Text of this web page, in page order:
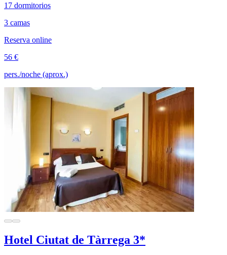
17 dormitorios
3 camas
Reserva online
56 €
pers./noche (aprox.)
Hotel Ciutat de Tàrrega 3*